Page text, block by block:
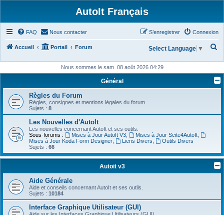
AutoIt Français
FAQ Nous contacter Connexion
S’enregistrer
Accueil Portail Forum
h
r
Select Language ▼
Nous sommes le sam. 08 août 2026 04:29
Général
Règles du Forum
Règles, consignes et mentions légales du forum.
Sujets : 8
Les Nouvelles d'AutoIt
Les nouvelles concernant AutoIt et ses outils.
Sous-forums :
Mises à Jour AutoIt V3, Mises à Jour Scite4AutoIt,
Mises à Jour Koda Form Designer
Liens Divers
Outils Divers
Sujets : 66
Autoit v3
Aide Générale
Aide et conseils concernant AutoIt et ses outils.
Sujets : 10184
Interface Graphique Utilisateur (GUI)